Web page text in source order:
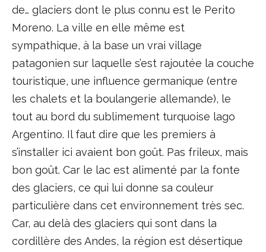
de… glaciers dont le plus connu est le Perito
Moreno. La ville en elle même est
sympathique, à la base un vrai village
patagonien sur laquelle s’est rajoutée la couche
touristique, une influence germanique (entre
les chalets et la boulangerie allemande), le
tout au bord du sublimement turquoise lago
Argentino. Il faut dire que les premiers à
s’installer ici avaient bon goût. Pas frileux, mais
bon goût. Car le lac est alimenté par la fonte
des glaciers, ce qui lui donne sa couleur
particulière dans cet environnement très sec.
Car, au delà des glaciers qui sont dans la
cordillère des Andes, la région est désertique